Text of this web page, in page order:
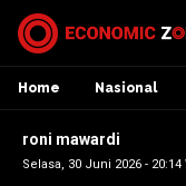
Home Nasional
roni mawardi
Selasa, 30 Juni 2026 - 20:14